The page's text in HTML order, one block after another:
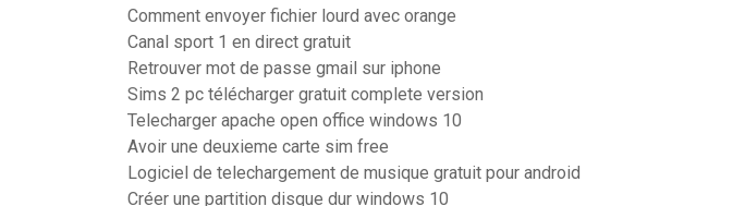
Comment envoyer fichier lourd avec orange
Canal sport 1 en direct gratuit
Retrouver mot de passe gmail sur iphone
Sims 2 pc télécharger gratuit complete version
Telecharger apache open office windows 10
Avoir une deuxieme carte sim free
Logiciel de telechargement de musique gratuit pour android
Créer une partition disque dur windows 10